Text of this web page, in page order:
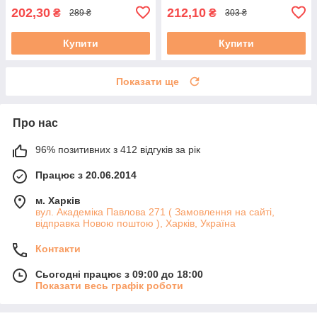
202,30 ₴ 289 ₴
Купити
212,10 ₴ 303 ₴
Купити
Показати ще
Про нас
96% позитивних з 412 відгуків за рік
Працює з 20.06.2014
м. Харків
вул. Академіка Павлова 271 ( Замовлення на сайті,
відправка Новою поштою ), Харків, Україна
Контакти
Сьогодні працює з 09:00 до 18:00
Показати весь графік роботи